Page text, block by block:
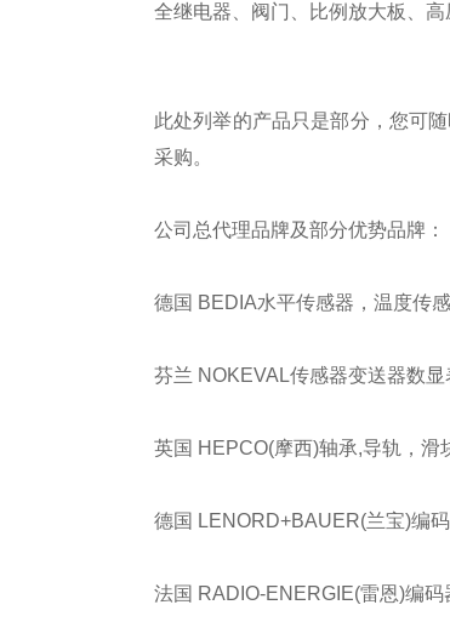
全继电器、阀门、比例放大板、高
此处列举的产品只是部分，您可
采购。
公司总代理品牌及部分优势品牌：
德国 BEDIA水平传感器，温度传
芬兰 NOKEVAL传感器变送器数显
英国 HEPCO(摩西)轴承,导轨，滑
德国 LENORD+BAUER(兰宝)编
法国 RADIO-ENERGIE(雷恩)编